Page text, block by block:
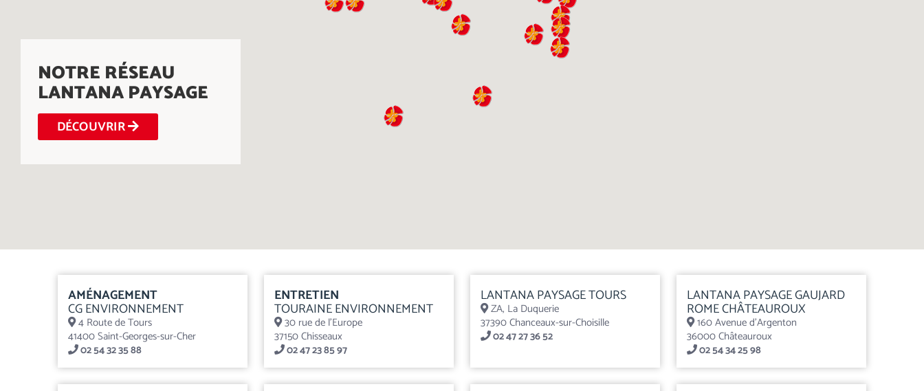
NOTRE RÉSEAU
LANTANA PAYSAGE
DÉCOUVRIR
AMÉNAGEMENT
CG ENVIRONNEMENT
4 Route de Tours
41400 Saint-Georges-sur-Cher
02 54 32 35 88
ENTRETIEN
TOURAINE ENVIRONNEMENT
30 rue de l’Europe
37150 Chisseaux
02 47 23 85 97
LANTANA PAYSAGE TOURS
ZA, La Duquerie
37390 Chanceaux-sur-Choisille
02 47 27 36 52
LANTANA PAYSAGE GAUJARD
ROME CHÂTEAUROUX
160 Avenue d'Argenton
36000 Châteauroux
02 54 34 25 98